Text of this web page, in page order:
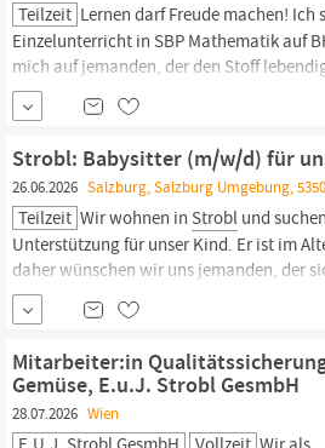
Teilzeit Lernen darf Freude machen! Ich
Einzelunterricht in SBP Mathematik auf
mich auf jemanden, der den Stoff
erklärt. Mir ist wichtig, dass Sie
Fragen eingehen. Gerne mit klaren
weiterhelfen. Ich komme aus
Strobl
Strobl: Babysitter (m/w/d) für
26.06.2026 Salzburg, Salzburg Umgebung,
Teilzeit Wir wohnen in Strobl und
Unterstützung für unser Kind. Er ist im
daher wünschen wir uns jemanden, der
unterschiedliche Entwicklungsphasen
Neugier und seinem Bewegungsdrang
um gelegentliche Betreuung bei uns
Mitarbeiter:in
Gemüse, E.u.J. Strobl GesmbH
28.07.2026 Wien